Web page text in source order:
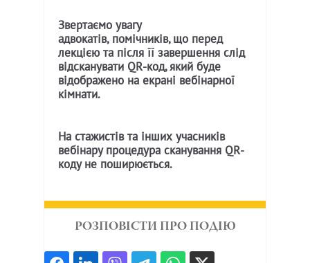
Звертаємо увагу
адвокатів, помічників, що перед
лекцією та після її завершення слід
відсканувати QR-код, який буде
відображено на екрані вебінарної
кімнати.
На стажистів та інших учасників
вебінару процедура сканування QR-
коду не поширюється.
РОЗПОВІСТИ ПРО ПОДІЮ